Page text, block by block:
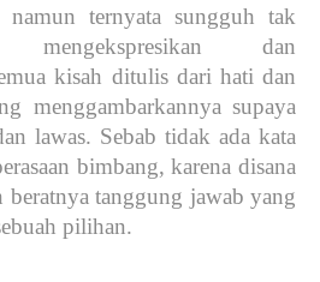
ternyata sungguh tak
dan
kisah ditulis dari hati dan
menggambarkannya supaya
lawas. Sebab tidak ada kata
bimbang, karena disana
beratnya tanggung jawab yang
pilihan.